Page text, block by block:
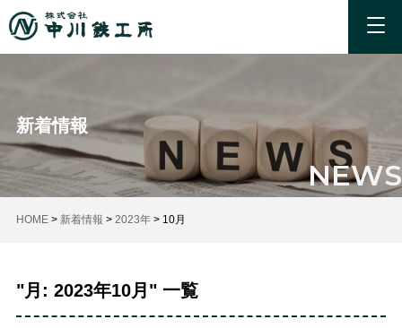
新着情報
NEWS
HOME> 新着情報 > 2023年> 10月
"月: 2023年10月 " 一覧